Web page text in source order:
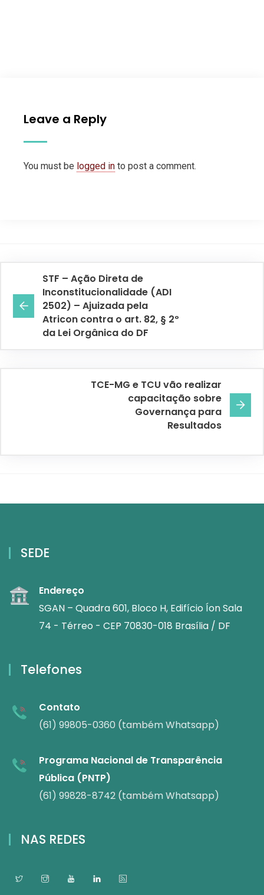
Leave a Reply
You must be logged in to post a comment.
STF – Ação Direta de
Inconstitucionalidade (ADI
2502) – Ajuizada pela
Atricon contra o art. 82, § 2º
da Lei Orgânica do DF
TCE-MG e TCU vão realizar
capacitação sobre
Governança para
Resultados
SEDE
Endereço
SGAN – Quadra 601, Bloco H, Edifício Íon Sala
74 - Térreo - CEP 70830-018 Brasília / DF
Telefones
Contato
(61) 99805-0360 (também Whatsapp)
Programa Nacional de Transparência
Pública (PNTP)
(61) 99828-8742 (também Whatsapp)
NAS REDES